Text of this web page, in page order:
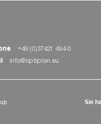
+49 (0)37421 494-0
info@optiplan.eu
Sie